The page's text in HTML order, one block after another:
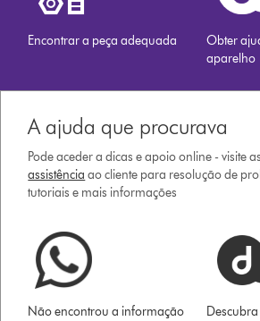
Encontrar a peça adequada
Obter
aparelho
A ajuda que procurava
Pode aceder a dicas e apoio online - visite
assistência ao cliente para resolução de
tutoriais e mais informações
Não encontrou a informação